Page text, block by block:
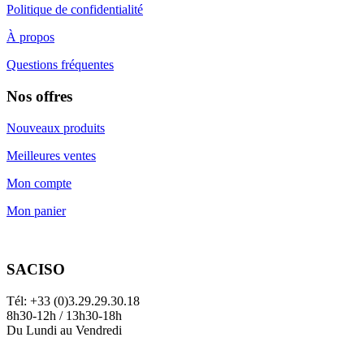
Politique de confidentialité
À propos
Questions fréquentes
Nos offres
Nouveaux produits
Meilleures ventes
Mon compte
Mon panier
SACISO
Tél: +33 (0)3.29.29.30.18
8h30-12h / 13h30-18h
Du Lundi au Vendredi